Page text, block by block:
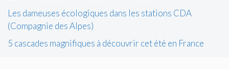
Les dameuses écologiques dans les stations CDA
(Compagnie des Alpes)
5 cascades magnifiques à découvrir cet été en France